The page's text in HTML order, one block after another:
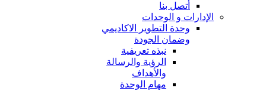
أتصل بنا
الإدارات و الوحدات
وحدة التطوير الاكاديمي
وضمان الجودة
نبذه تعريفية
الرؤية والرسالة
والأهداف
مهام الوحدة